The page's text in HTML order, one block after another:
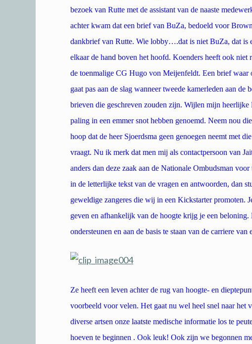
bezoek van Rutte met de assistant van de naaste
achter kwam dat een brief van BuZa, bedoeld voor
dankbrief van Rutte. Wie lobby….dat is niet BuZa, dat is
elkaar de hand boven het hoofd. Koenders heeft ook niet
de toenmalige CG Hugo von Meijenfeldt. Een brief waar
gaat pas aan de slag wanneer tweede kamerleden aan
brieven die geschreven zouden zijn. Wijlen mijn heerlijke
paling in een emmer snot hebben genoemd. Neem nou
hoop dat de heer Sjoerdsma geen genoegen neemt met
vraagt. Nu ik merk dat men mij als contactpersoon van
anders dan deze zaak aan de Nationale Ombudsman
in de letterlijke tekst van de vragen en antwoorden, dan
geweldige zangeres die wij in een Kickstarter promoten.
geven en afhankelijk van de hoogte krijg je een
ondersteunen en aan de basis te staan van de carriere van
Ze heeft een leven achter de rug van hoogte- en
voorbeeld voor velen. Het gaat nu wel heel snel naar het
diverse artsen onze laatste medische informatie los te
hoeven te beginnen . Ook leuk! Ook zijn we begonnen